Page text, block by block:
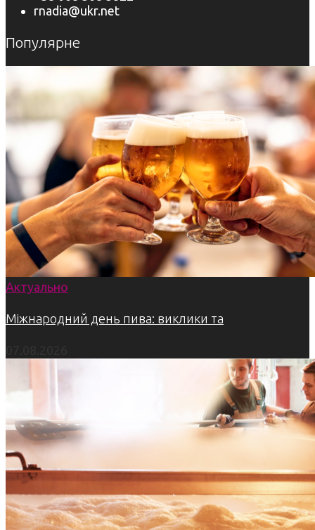
rnadia@ukr.net
Популярне
Актуально
Міжнародний день пива: виклики та